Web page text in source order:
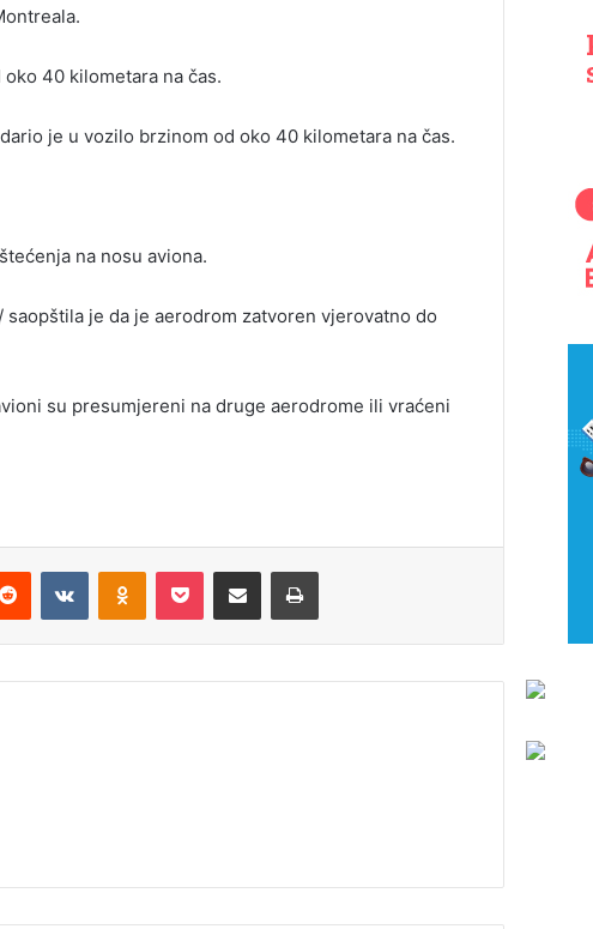
40 kilometara na čas.
je u vozilo brzinom od oko 40 kilometara na čas.
na nosu aviona.
saopštila je da je aerodrom zatvoren vjerovatno do
su presumjereni na druge aerodrome ili vraćeni